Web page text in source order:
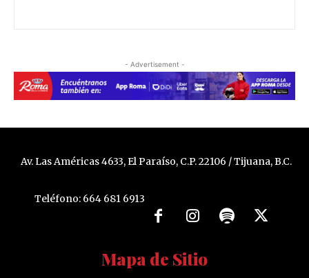
- Advertisement -
Av. Las Américas 4633, El Paraíso, C.P. 22106 / Tijuana, B.C.
Teléfono: 664 681 6913
Mapa de Sitio